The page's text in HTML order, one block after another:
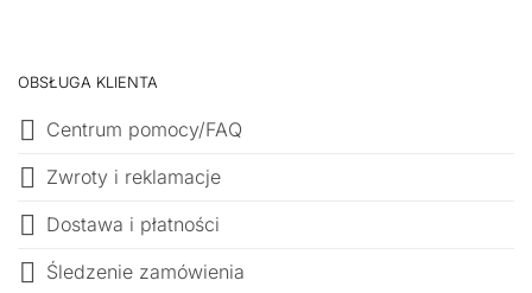
OBSŁUGA KLIENTA
Centrum pomocy/FAQ
Zwroty i reklamacje
Dostawa i płatności
Śledzenie zamówienia